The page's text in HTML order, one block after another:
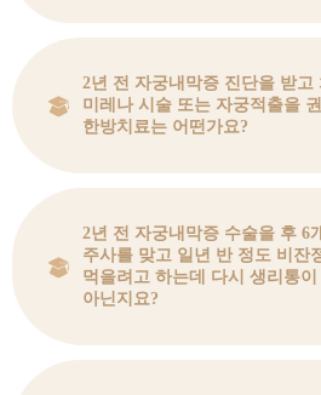
2년 전 자궁내막증 진단을 받고
미레나 시술 또는 자궁적출을 권
한방치료는 어떤가요?
2년 전 자궁내막증 수술을 후 6
주사를 맞고 일년 반 정도 비잔
먹을려고 하는데 다시 생리통
아닌지요?